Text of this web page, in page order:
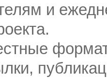
и